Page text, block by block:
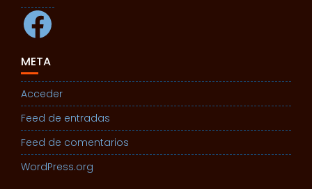
Facebook
META
Acceder
Feed de entradas
Feed de comentarios
WordPress.org